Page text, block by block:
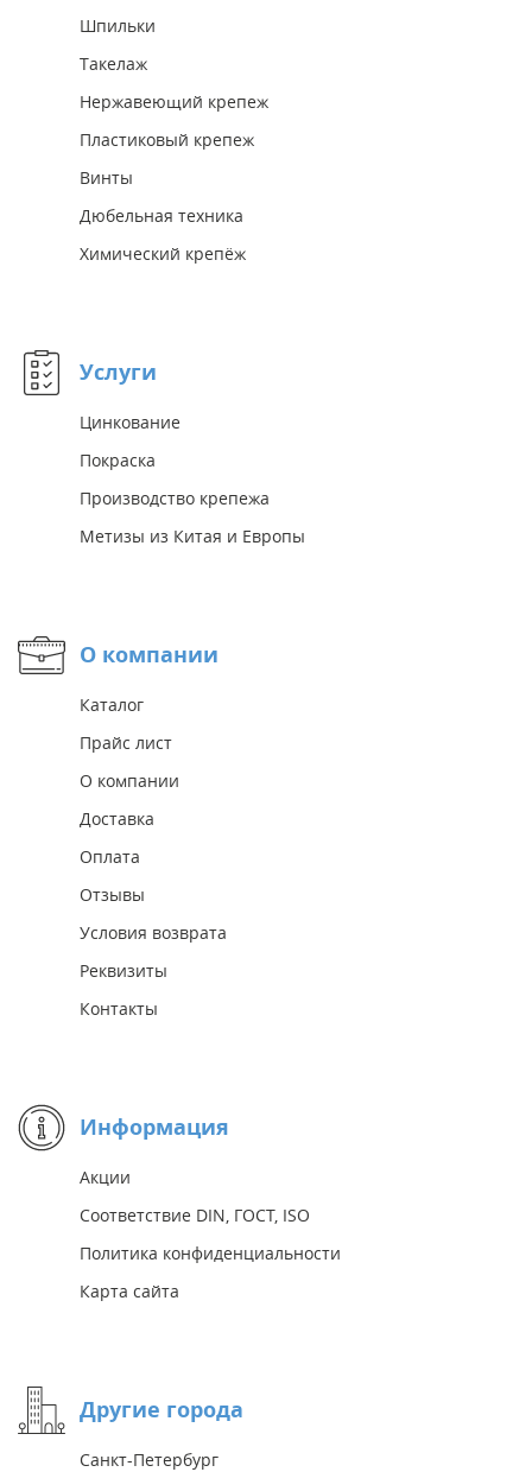
Шпильки
Такелаж
Нержавеющий крепеж
Пластиковый крепеж
Винты
Дюбельная техника
Химический крепёж
Услуги
Цинкование
Покраска
Производство крепежа
Метизы из Китая и Европы
О компании
Каталог
Прайс лист
О компании
Доставка
Оплата
Отзывы
Условия возврата
Реквизиты
Контакты
Информация
Акции
Соответствие DIN, ГОСТ, ISO
Политика конфиденциальности
Карта сайта
Другие города
Санкт-Петербург